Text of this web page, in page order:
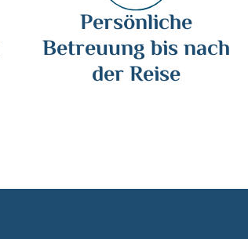
Persönliche
Betreuung bis nach
der Reise